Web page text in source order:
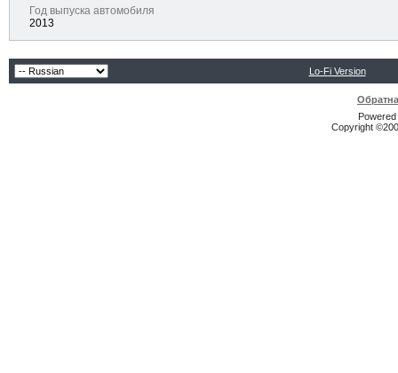
Год выпуска автомобиля
2013
Lo-Fi Version
Copyright